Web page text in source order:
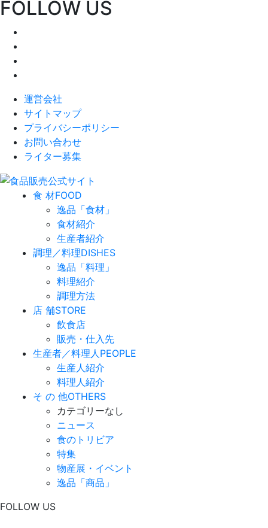
FOLLOW US
運営会社
サイトマップ
プライバシーポリシー
お問い合わせ
ライター募集
食 材FOOD
逸品「食材」
食材紹介
生産者紹介
調理／料理DISHES
逸品「料理」
料理紹介
調理方法
店 舗STORE
飲食店
販売・仕入先
生産者／料理人PEOPLE
生産人紹介
料理人紹介
そ の 他OTHERS
カテゴリーなし
ニュース
食のトリビア
特集
物産展・イベント
逸品「商品」
FOLLOW US